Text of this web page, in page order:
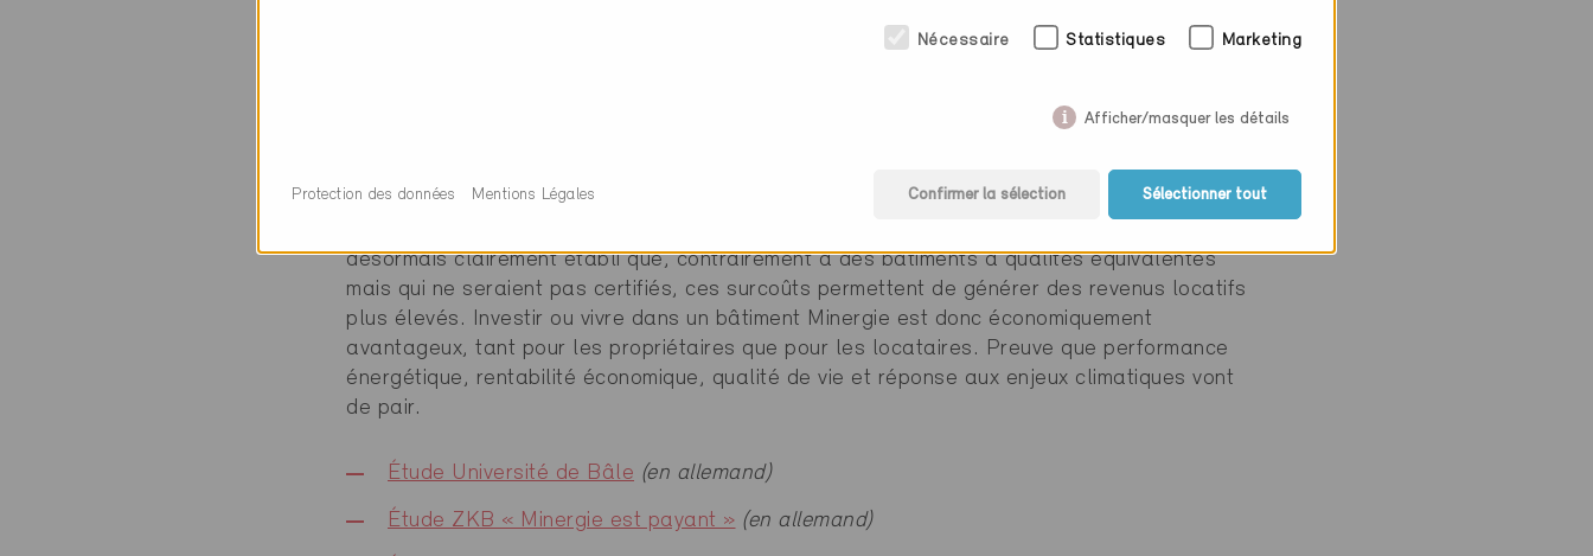
générer des revenus locatifs plus élevés que si le bâtiment qui en bénéficie et bel et bien
En outre, selon le canton, des subventions sont allouées pour le recours aux énergies
désormais clairement établi que, contrairement à des bâtiments à qualités équivalentes
mais qui ne seraient pas certifiés, ces surcoûts permettent de générer des revenus locatifs
plus élevés. Investir ou vivre dans un bâtiment Minergie est donc économiquement
avantageux, tant pour les propriétaires que pour les locataires. Preuve que performance
énergétique, rentabilité économique, qualité de vie et réponse aux enjeux climatiques vont
de pair.
Étude Université de Bâle (en allemand)
Étude ZKB « Minergie est payant » (en allemand)
Nécessaire Statistiques Marketing
Afficher/masquer les détails
Confirmer la sélection Sélectionner tout
Protection des données Mentions Légales